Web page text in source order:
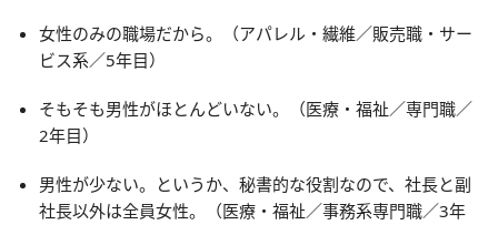
女性のみの職場だから。（アパレル・繊維／販売職・サー
ビス系／5年目）
そもそも男性がほとんどいない。（医療・福祉／専門職／
2年目）
男性が少ない。というか、秘書的な役割なので、社長と副
社長以外は全員女性。（医療・福祉／事務系専門職／3年